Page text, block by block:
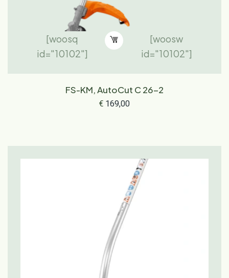
[woosq
id="10102"]
[woosw
id="10102"]
FS-KM, AutoCut C 26-2
€ 169,00